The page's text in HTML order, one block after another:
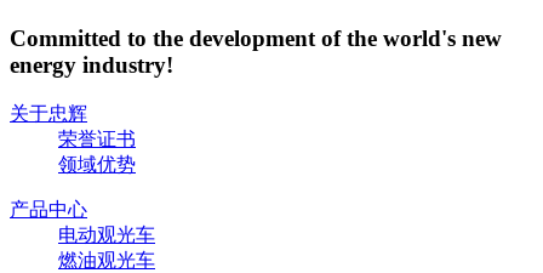
Committed to the development of the world's new
energy industry!
关于忠辉
荣誉证书
领域优势
产品中心
电动观光车
燃油观光车